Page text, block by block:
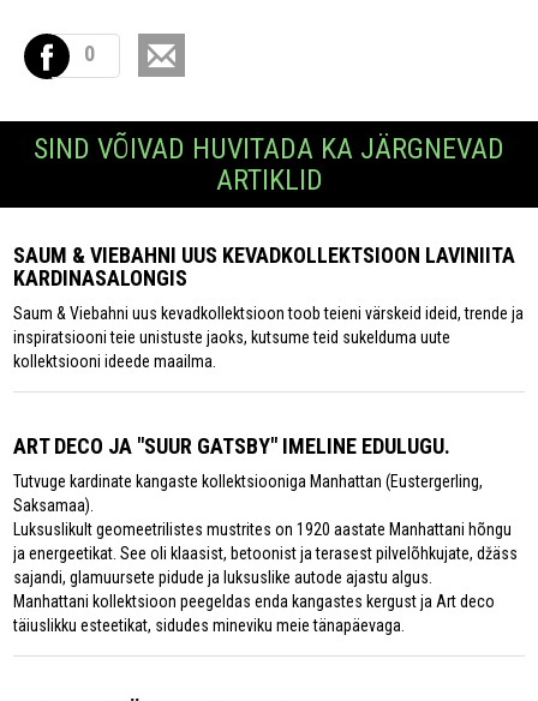
0
SIND VÕIVAD HUVITADA KA JÄRGNEVAD
ARTIKLID
SAUM & VIEBAHNI UUS KEVADKOLLEKTSIOON LAVINIITA
KARDINASALONGIS
Saum & Viebahni uus kevadkollektsioon toob teieni värskeid ideid, trende ja
inspiratsiooni teie unistuste jaoks, kutsume teid sukelduma uute
kollektsiooni ideede maailma.
ART DECO JA "SUUR GATSBY" IMELINE EDULUGU.
Tutvuge kardinate kangaste kollektsiooniga Manhattan (Eustergerling,
Saksamaa).
Luksuslikult geomeetrilistes mustrites on 1920 aastate Manhattani hõngu
ja energeetikat. See oli klaasist, betoonist ja terasest pilvelõhkujate, džäss
sajandi, glamuursete pidude ja luksuslike autode ajastu algus.
Manhattani kollektsioon peegeldas enda kangastes kergust ja Art deco
täiuslikku esteetikat, sidudes mineviku meie tänapäevaga.